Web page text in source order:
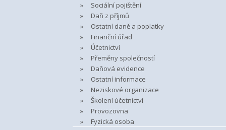
Sociální pojištění
Daň z příjmů
Ostatní daně a poplatky
Finanční úřad
Účetnictví
Přeměny společností
Daňová evidence
Ostatní informace
Neziskové organizace
Školení účetnictví
Provozovna
Fyzická osoba